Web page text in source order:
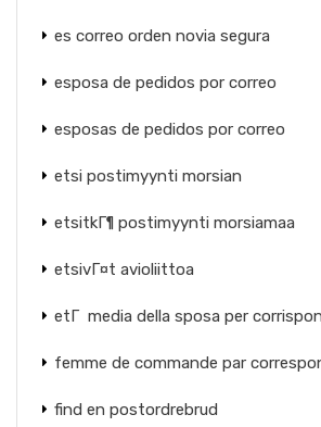
es correo orden novia segura
esposa de pedidos por correo
esposas de pedidos por correo
etsi postimyynti morsian
etsitkГ¶ postimyynti morsiamaa
etsivГ¤t avioliittoa
etГ media della sposa per
femme de commande par
find en postordrebrud